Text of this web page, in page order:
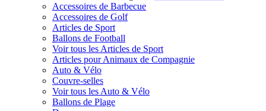
Accessoires de Barbecue
Accessoires de Golf
Articles de Sport
Ballons de Football
Voir tous les Articles de Sport
Articles pour Animaux de Compagnie
Auto & Vélo
Couvre-selles
Voir tous les Auto & Vélo
Ballons de Plage